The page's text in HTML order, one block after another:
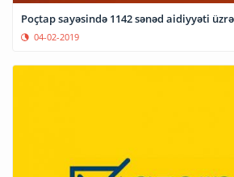
Poçtap sayəsində 1142 sənəd aidiyyəti
04-02-2019